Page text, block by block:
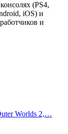
(PS4,
iOS) и
и
Worlds 2,…